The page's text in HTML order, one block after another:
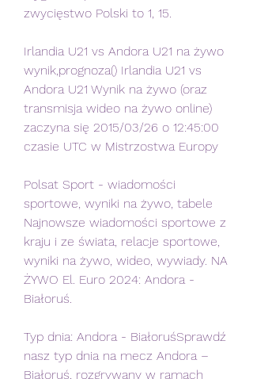
zwycięstwo Polski to 1, 15.
Irlandia U21 vs Andora U21 na żywo
wynik,prognoza() Irlandia U21 vs
Andora U21 Wynik na żywo (oraz
transmisja wideo na żywo online)
zaczyna się 2015/03/26 o 12:45:00
czasie UTC w Mistrzostwa Europy
Polsat Sport - wiadomości
sportowe, wyniki na żywo, tabele
Najnowsze wiadomości sportowe z
kraju i ze świata, relacje sportowe,
wyniki na żywo, wideo, wywiady. NA
ŻYWO El. Euro 2024: Andora -
Białoruś.
Typ dnia: Andora - BiałoruśSprawdź
nasz typ dnia na mecz Andora –
Białoruś, rozgrywany w ramach